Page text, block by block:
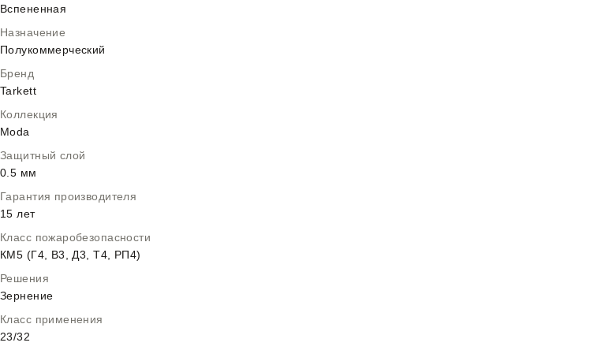
Вспененная
Назначение
Полукоммерческий
Бренд
Tarkett
Коллекция
Moda
Защитный слой
0.5 мм
Гарантия производителя
15 лет
Класс пожаробезопасности
КМ5 (Г4, В3, Д3, Т4, РП4)
Решения
Зернение
Класс применения
23/32